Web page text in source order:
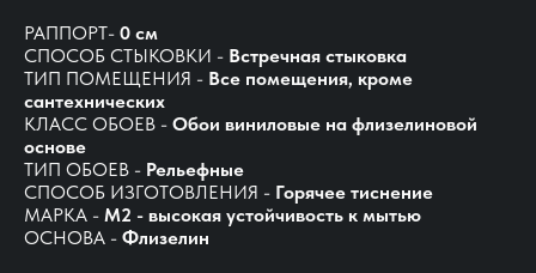
РАППОРТ- 0 см
СПОСОБ СТЫКОВКИ - Встречная стыковка
ТИП ПОМЕЩЕНИЯ - Все помещения, кроме
сантехнических
КЛАСС ОБОЕВ - Обои виниловые на флизелиновой
основе
ТИП ОБОЕВ - Рельефные
СПОСОБ ИЗГОТОВЛЕНИЯ - Горячее тиснение
МАРКА - М2 - высокая устойчивость к мытью
ОСНОВА - Флизелин